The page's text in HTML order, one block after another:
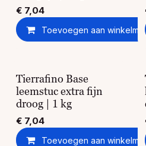
€ 7,04
Toevoegen aan
Tierrafino Base
leemstuc extra fijn
droog | 1 kg
€ 7,04
Toevoegen aan